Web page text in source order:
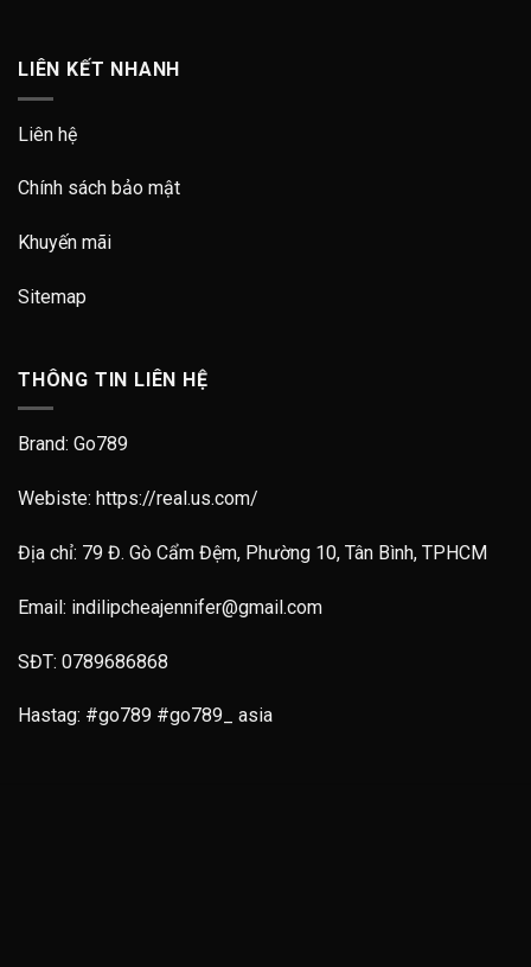
LIÊN KẾT NHANH
Liên hệ
Chính sách bảo mật
Khuyến mãi
Sitemap
THÔNG TIN LIÊN HỆ
Brand: Go789
Webiste: https://real.us.com/
Địa chỉ: 79 Đ. Gò Cẩm Đệm, Phường 10, Tân Bình, TPHCM
Email: indilipcheajennifer@gmail.com
SĐT: 0789686868
Hastag: #go789 #go789_ asia